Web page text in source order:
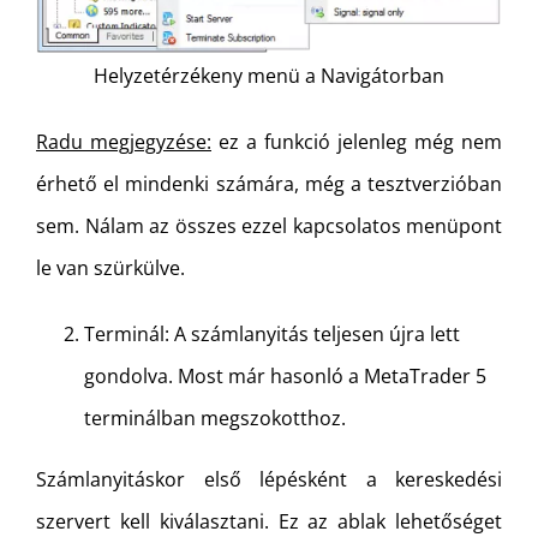
Helyzetérzékeny menü a Navigátorban
Radu megjegyzése: ez a funkció jelenleg még nem
érhető el mindenki számára, még a tesztverzióban
sem. Nálam az összes ezzel kapcsolatos menüpont
le van szürkülve.
Terminál: A számlanyitás teljesen újra lett
gondolva. Most már hasonló a MetaTrader 5
terminálban megszokotthoz.
Számlanyitáskor első lépésként a kereskedési
szervert kell kiválasztani. Ez az ablak lehetőséget